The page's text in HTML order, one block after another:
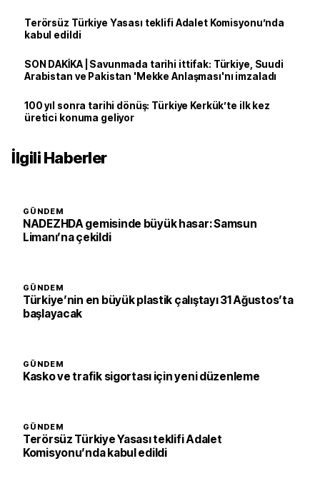
Terörsüz Türkiye Yasası teklifi Adalet Komisyonu’nda
kabul edildi
SON DAKİKA | Savunmada tarihi ittifak: Türkiye, Suudi
Arabistan ve Pakistan 'Mekke Anlaşması'nı imzaladı
100 yıl sonra tarihi dönüş: Türkiye Kerkük’te ilk kez
üretici konuma geliyor
İlgili Haberler
GÜNDEM
NADEZHDA gemisinde büyük hasar: Samsun
Limanı’na çekildi
GÜNDEM
Türkiye’nin en büyük plastik çalıştayı 31 Ağustos’ta
başlayacak
GÜNDEM
Kasko ve trafik sigortası için yeni düzenleme
GÜNDEM
Terörsüz Türkiye Yasası teklifi Adalet
Komisyonu’nda kabul edildi